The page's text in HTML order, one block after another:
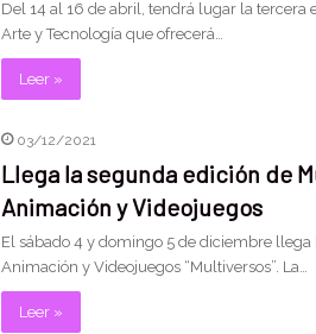
Del 14 al 16 de abril, tendrá lugar la tercera
Arte y Tecnología que ofrecerá…
Leer »
03/12/2021
Llega la segunda edición de
Animación y Videojuegos
El sábado 4 y domingo 5 de diciembre
Animación y Videojuegos “Multiversos”. La…
Leer »